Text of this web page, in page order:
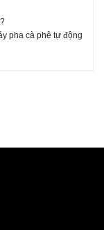
pha cà phê tự động